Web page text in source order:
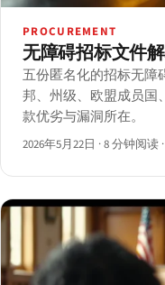
PROCUREMENT
无障碍招标文件
五份匿名化的招标无
邦、州级、欧盟成员国
款优劣与漏洞所在。
2026年5月22日 ·8 分钟阅读 ·